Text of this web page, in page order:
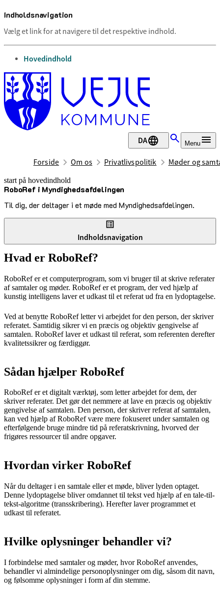
Indholdsnavigation
Vælg et link for at navigere til det respektive indhold.
gå til
Hovedindhold
DA Menu
Forside Om os Privatlivspolitik Møder og
start på hovedindhold
RoboRef i Myndighedsafdelingen
Til dig, der deltager i et møde med Myndighedsafdelingen.
senest opdateret 30. juni 2026
Indholdsnavigation
Hvad er RoboRef?
RoboRef er et computerprogram, som vi bruger til at skrive referater
af samtaler og møder. RoboRef er et program, der ved hjælp af
kunstig intelligens laver et udkast til et referat ud fra en lydoptagelse.
Ved at benytte RoboRef letter vi arbejdet for den person, der skriver
referatet. Samtidig sikrer vi en præcis og objektiv gengivelse af
samtalen. RoboRef laver et udkast til referat, som referenten derefter
kvalitetssikrer og færdiggør.
Sådan hjælper RoboRef
RoboRef er et digitalt værktøj, som letter arbejdet for dem, der
skriver referater. Det gør det nemmere at lave en præcis og objektiv
gengivelse af samtalen. Den person, der skriver referat af samtalen,
kan ved hjælp af RoboRef være mere fokuseret under samtalen og
efterfølgende bruge mindre tid på referatskrivning, hvorved der
frigøres ressourcer til andre opgaver.
Hvordan virker RoboRef
Når du deltager i en samtale eller et møde, bliver lyden optaget.
Denne lydoptagelse bliver omdannet til tekst ved hjælp af en tale-til-
tekst-algoritme (transskribering). Herefter laver programmet et
udkast til referatet.
Hvilke oplysninger behandler vi?
I forbindelse med samtaler og møder, hvor RoboRef anvendes,
behandler vi almindelige personoplysninger om dig, såsom dit navn,
og følsomme oplysninger i form af din stemme.